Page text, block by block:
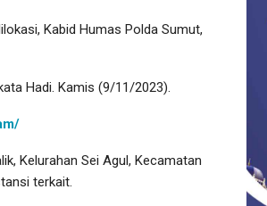
Kabid Humas Polda Sumut,
Hadi. Kamis (9/11/2023).
Kelurahan Sei Agul, Kecamatan
terkait.